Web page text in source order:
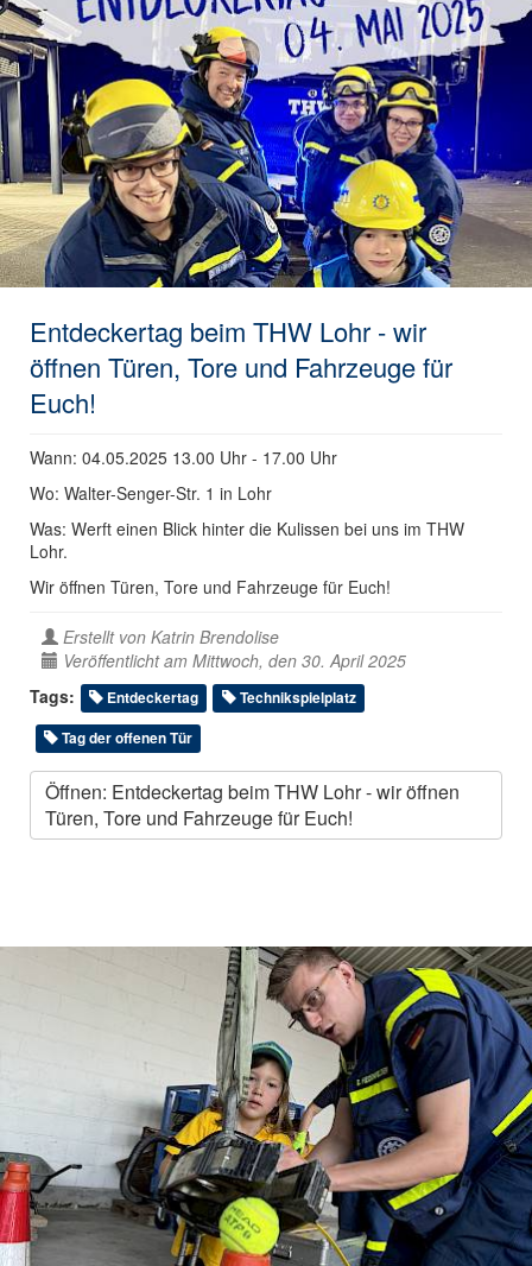
Entdeckertag beim THW Lohr - wir
öffnen Türen, Tore und Fahrzeuge für
Euch!
Wann: 04.05.2025 13.00 Uhr - 17.00 Uhr
Wo: Walter-Senger-Str. 1 in Lohr
Was: Werft einen Blick hinter die Kulissen bei uns im THW
Lohr.
Wir öffnen Türen, Tore und Fahrzeuge für Euch!
Erstellt von Katrin Brendolise
Veröffentlicht am Mittwoch, den 30. April 2025
Tags:
Entdeckertag
Technikspielplatz
Tag der offenen Tür
Öffnen: Entdeckertag beim THW Lohr - wir öffnen
Türen, Tore und Fahrzeuge für Euch!